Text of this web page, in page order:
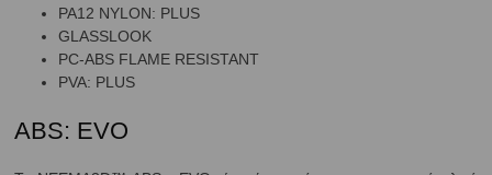
PA12 NYLON: PLUS
GLASSLOOK
PC-ABS FLAME RESISTANT
PVA: PLUS
ABS: EVO